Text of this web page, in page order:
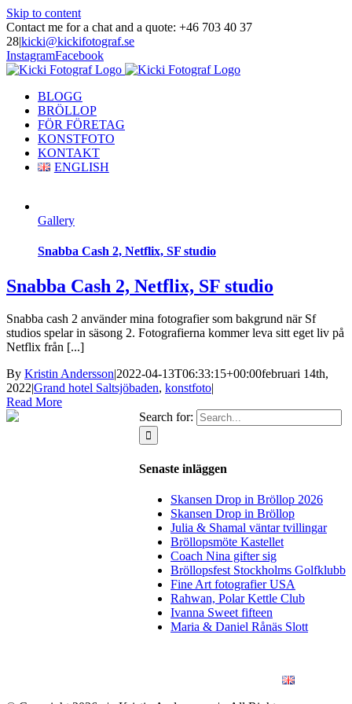
Skip to content
Contact me for a chat and a quote: +46 703 40 37
28|kicki@kickifotograf.se
InstagramFacebook
BLOGG
BRÖLLOP
FÖR FÖRETAG
KONSTFOTO
KONTAKT
ENGLISH
Gallery
Snabba Cash 2, Netflix, SF studio
Snabba Cash 2, Netflix, SF studio
Snabba cash 2 använder mina fotografier som bakgrund när Sf
studios spelar in säsong 2. Fotografierna kommer leva sitt eget liv på
Netflix från [...]
By Kristin Andersson|2022-04-13T06:33:15+00:00februari 14th,
2022|Grand hotel Saltsjöbaden, konstfoto|
Read More
Search for:
Senaste inläggen
Skansen Drop in Bröllop 2026
Skansen Drop in Bröllop
Julia & Shamal väntar tvillingar
Bröllopsmöte Kastellet
Coach Nina gifter sig
Bröllopsfest Stockholms Golfklubb
Fine Art fotografier USA
Rahwan, Polar Kettle Club
Ivanna Sweet fifteen
Maria & Daniel Rånäs Slott